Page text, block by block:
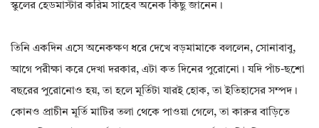
স্কুলের হেডমাস্টার করিম সাহেব অনেক কিছু জানেন।
তিনি একদিন এসে অনেকক্ষণ ধরে দেখে বড়মামাকে বললেন, সোনাবাবু,
আগে পরীক্ষা করে দেখা দরকার, এটা কত দিনের পুরোনো। যদি পাঁচ-ছশো
বছরের পুরোনোও হয়, তা হলে মূর্তিটা যারই হোক, তা ইতিহাসের সম্পদ।
কোনও প্রাচীন মূর্তি মাটির তলা থেকে পাওয়া গেলে, তা কারুর বাড়িতে